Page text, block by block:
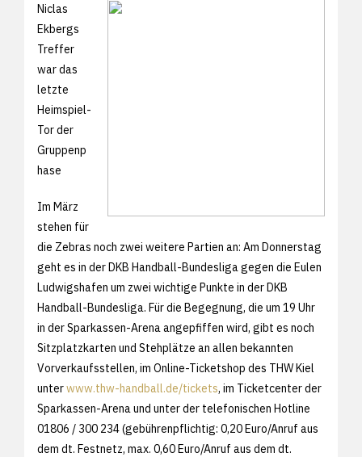
Niclas
Ekbergs
Treffer
war das
letzte
Heimspiel-
Tor der
Gruppenp
hase
Im März
stehen für
die Zebras noch zwei weitere Partien an: Am Donnerstag
geht es in der DKB Handball-Bundesliga gegen die Eulen
Ludwigshafen um zwei wichtige Punkte in der DKB
Handball-Bundesliga. Für die Begegnung, die um 19 Uhr
in der Sparkassen-Arena angepfiffen wird, gibt es noch
Sitzplatzkarten und Stehplätze an allen bekannten
Vorverkaufsstellen, im Online-Ticketshop des THW Kiel
unterwww.thw-handball.de/tickets, im Ticketcenter der
Sparkassen-Arena und unter der telefonischen Hotline
01806 / 300 234 (gebührenpflichtig: 0,20 Euro/Anruf aus
dem dt. Festnetz, max. 0,60 Euro/Anruf aus dem dt.